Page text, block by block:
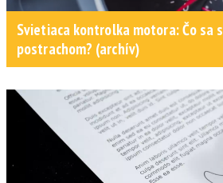
Svietiaca kontrolka motora: Čo sa
postrachom? (archív)